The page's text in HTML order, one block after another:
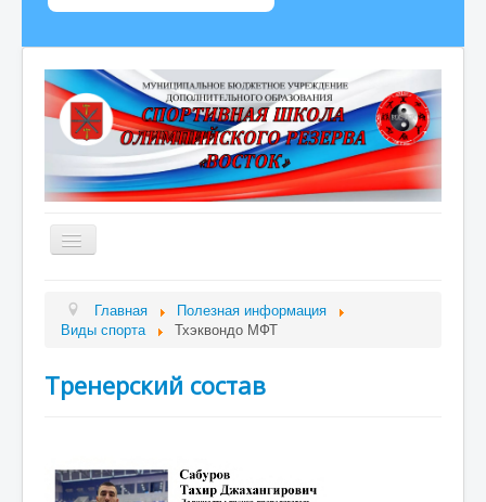
Сведения об образовательной организации
Полезная информация
Гордость школы
Главная
Полезная информация
Виды спорта
Тхэквондо МФТ
Тренерский состав